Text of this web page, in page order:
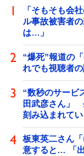
「そもそも会
ル事故被害者
は…」
“爆死”報道の
れでも視聴者
“数秒のサービ
田武彦さん」
刻み込まれて
板東英二さん
意すると… 「